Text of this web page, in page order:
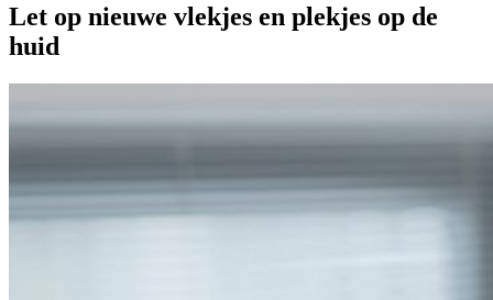
Let op nieuwe vlekjes en plekjes op de
huid